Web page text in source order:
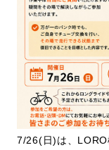
7/26(日)は、LORO